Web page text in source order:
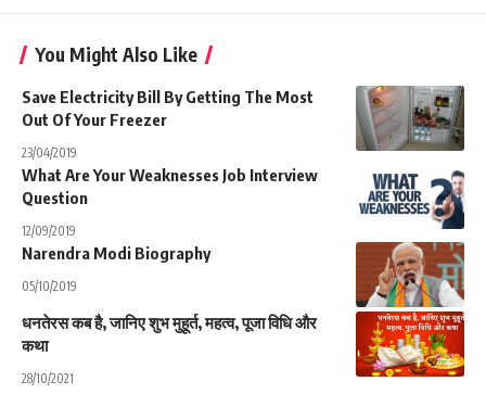
You Might Also Like
Save Electricity Bill By Getting The Most
Out Of Your Freezer
23/04/2019
What Are Your Weaknesses Job Interview
Question
12/09/2019
Narendra Modi Biography
05/10/2019
धनतेरस कब है, जानिए शुभ मुहूर्त, महत्व, पूजा विधि और
कथा
28/10/2021